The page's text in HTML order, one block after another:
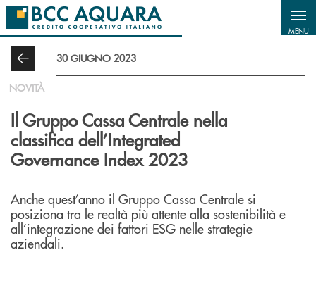
Salta al contenuto principale
MENU
30 GIUGNO 2023
NOVITÀ
Il Gruppo Cassa Centrale nella
classifica dell’Integrated
Governance Index 2023
Anche quest’anno il Gruppo Cassa Centrale si
posiziona tra le realtà più attente alla sostenibilità e
all’integrazione dei fattori ESG nelle strategie
aziendali.